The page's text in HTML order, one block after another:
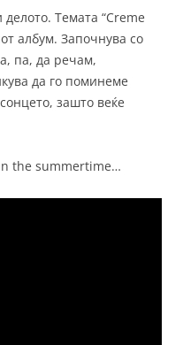
делото. Темата “Creme
албум. Започнува со
па, да речам,
да го поминеме
зашто веќе
the summertime…